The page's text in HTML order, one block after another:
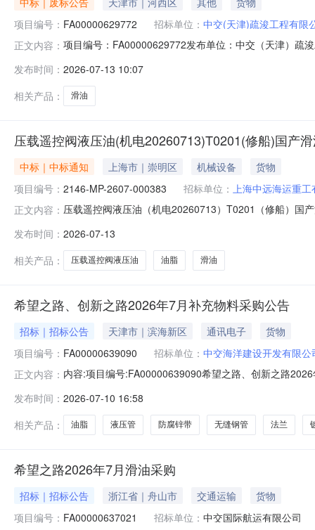
项目编号： FA00000629772 招标单位： 中交(天津)疏浚工程有限
正文内容： 项目编号：FA00000629772发布单位：中交（天津）疏
发布时间： 2026-07-13 10:07
相关产品：
滑油
压载遥控阀液压油(机电20260713)T0201(修船)国产
中标｜中标通知 上海市｜崇明区 机械设备
货物
项目编号： 2146-MP-2607-000383 招标单位： 上海中远海运重工
正文内容： 压载遥控阀液压油（机电20260713）T0201（修船）国
运重工电子采购平台上已完成评标工作，现将中标结果
发布时间： 2026-07-13
相关产品：
压载遥控阀液压油 油脂 滑油
希望之路、创新之路2026年7月补充物料采购公告
招标｜招标公告 天津市｜滨海新区 通讯电子
货物
项目编号： FA00000639090 招标单位： 中交海洋建设开发有限公
正文内容： 内容:项目编号:FA00000639090希望之路、创新之路
1.5采购项目概况：我单位将采购希望之路、创新之路补
发布时间： 2026-07-10 16:58
相关产品：
油脂 液压管 防腐锌带 无缝钢管 法兰
希望之路2026年7月滑油采购
招标｜招标公告 浙江省｜舟山市 交通运输
货物
项目编号： FA00000637021 招标单位： 中交国际航运有限公司